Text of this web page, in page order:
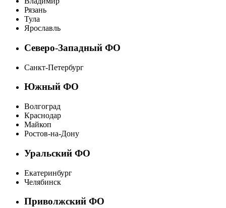
Рязань
Тула
Ярославль
Северо-Западный ФО
Санкт-Петербург
Южный ФО
Волгоград
Краснодар
Майкоп
Ростов-на-Дону
Уральский ФО
Екатеринбург
Челябинск
Приволжский ФО